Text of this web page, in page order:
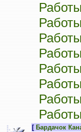
[ Бардачок